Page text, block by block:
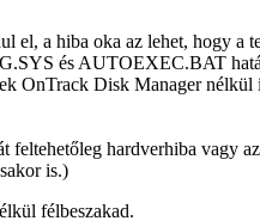
a hiba oka az lehet, hogy a
és AUTOEXEC.BAT
OnTrack Disk Manager
feltehetőleg hardverhiba vagy
is.)
félbeszakad.